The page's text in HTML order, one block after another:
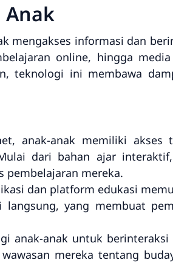
Anak
mengakses informasi dan
online, hingga
teknologi ini membawa
anak-anak memiliki akses
dari bahan ajar
pembelajaran mereka.
dan platform edukasi
yang membuat
anak-anak untuk
mereka tentang